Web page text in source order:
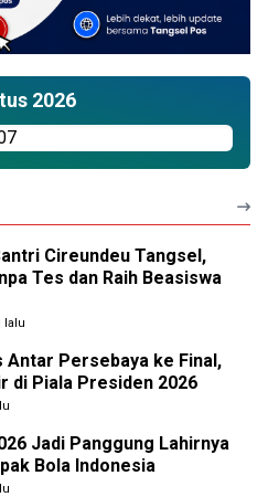
2026
Cireundeu Tangsel,
Tes dan Raih Beasiswa
lalu
Antar Persebaya ke Final,
di Piala Presiden 2026
Jadi Panggung Lahirnya
Bola Indonesia